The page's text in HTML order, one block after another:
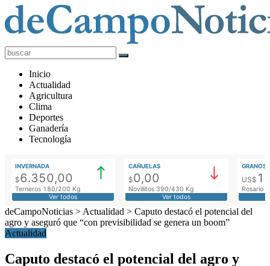
deCampoNoticias
Actualidad
Agropecuaria
Inicio
Actualidad
Agricultura
Clima
Deportes
Ganadería
Tecnología
INVERNADA
$6.350,00
Terneros 180/200 Kg
Ver todos
CAÑUELAS
$0,00
Novillitos 390/430 Kg
Ver todos
GRANOS
US$
Rosario
deCampoNoticias > Actualidad > Caputo destacó el potencial del
agro y aseguró que “con previsibilidad se genera un boom”
Actualidad
Caputo destacó el potencial del agro y